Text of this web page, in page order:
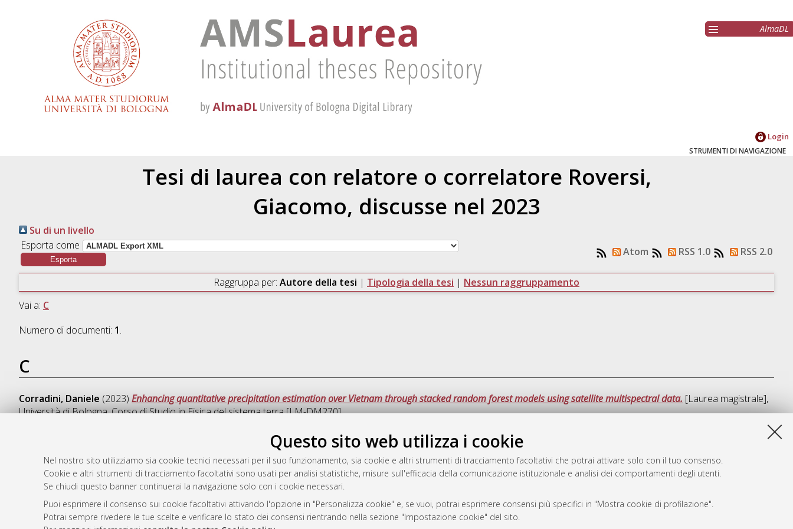
Questo sito web utilizza i cookie
Nel nostro sito utilizziamo sia cookie tecnici necessari per il suo funzionamento, sia cookie e altri strumenti di tracciamento facoltativi che potrai attivare solo con il tuo consenso.
Cookie e altri strumenti di tracciamento facoltativi sono usati per analisi statistiche, misure sull'efficacia della comunicazione istituzionale e analisi dei comportamenti degli utenti.
Se chiudi questo banner continuerai la navigazione solo con i cookie necessari.
Puoi esprimere il consenso sui cookie facoltativi attivando l'opzione in "Personalizza cookie" e, se vuoi, potrai esprimere consensi più specifici in "Mostra cookie di profilazione".
Potrai sempre rivedere le tue scelte e verificare lo stato dei consensi rientrando nella sezione "Impostazione cookie" del sito.
AlmaDL
Login
STRUMENTI DI NAVIGAZIONE
Tesi di laurea con relatore o correlatore Roversi,
Giacomo, discusse nel 2023
Su di un livello
Esporta come
Atom RSS 1.0 RSS 2.0
Raggruppa per: Autore della tesi | Tipologia della tesi | Nessun raggruppamento
Vai a: C
Numero di documenti: 1.
C
Corradini, Daniele (2023) Enhancing quantitative precipitation estimation over Vietnam through stacked random forest models using satellite multispectral data. [Laurea magistrale],
Università di Bologna, Corso di Studio inFisica del sistema terra [LM-DM270]
Questa lista e' stata generata il Sat Aug 8 20:12:20 2026 CEST
Atom
Rss 2.0
AMS Laurea
Servizio implementato e gestito da
Impostazioni Cookie
Informativa sulla privacy